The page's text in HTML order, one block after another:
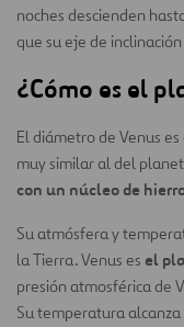
noches descienden
que su eje de
¿Cómo es el
El diámetro de Venus
muy similar al del
con un núcleo de
Su atmósfera y
la Tierra. Venus es el
presión atmosférica de
Su temperatura alcanza